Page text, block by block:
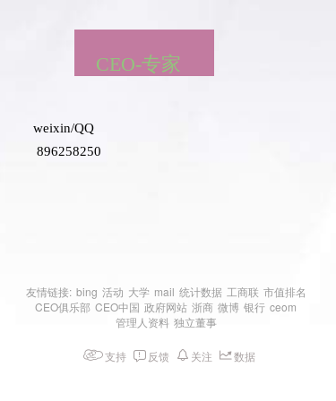
weixin/QQ
896258250
友情链接: bing 活动 大学 mail 统计数据 工商联 市值排名
CEO俱乐部 CEO中国 政府网站 浙商 微博 银行 ceom
管理人资料 独立董事
支持 反馈 关注 数据